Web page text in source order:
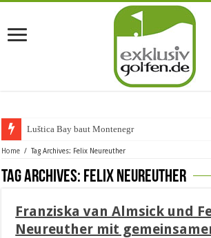
Luštica Bay baut Montenegros e
Home / Tag Archives: Felix Neureuther
Tag Archives: Felix Neureuther
Franziska van Almsick und
Neureuther mit